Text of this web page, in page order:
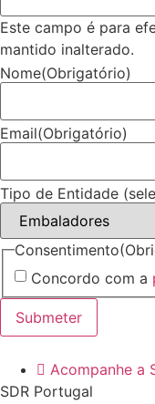
Este campo é para
mantido inalterado.
Nome(Obrigatório)
Email(Obrigatório)
Tipo de Entidade
Consentimento
Concordo com a
Submeter
Acompanhe a
SDR Portugal